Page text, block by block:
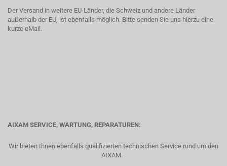
Der Versand in weitere EU-Länder, die Schweiz und andere Länder
außerhalb der EU, ist ebenfalls möglich. Bitte senden Sie uns hierzu eine
kurze eMail.
AIXAM SERVICE, WARTUNG, REPARATUREN:
Wir bieten Ihnen ebenfalls qualifizierten technischen Service rund um den
AIXAM.